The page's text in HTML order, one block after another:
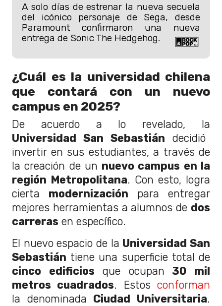
A solo días de estrenar la nueva secuela
del icónico personaje de Sega, desde
Paramount confirmaron una nueva
entrega de Sonic The Hedgehog.
¿Cuál es la universidad chilena
que contará con un nuevo
campus en 2025?
De acuerdo a lo revelado, la
Universidad San Sebastián decidió
invertir en sus estudiantes, a través de
la creación de un nuevo campus en la
región Metropolitana. Con esto, logra
cierta modernización para entregar
mejores herramientas a alumnos de dos
carreras en específico.
El nuevo espacio de la Universidad San
Sebastián tiene una superficie total de
cinco edificios que ocupan 30 mil
metros cuadrados. Estosconforman
la denominada Ciudad Universitaria.